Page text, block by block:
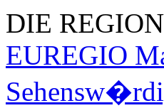
DIE REGION
EUREGIO